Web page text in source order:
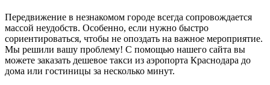
Передвижение в незнакомом городе всегда сопровождается
массой неудобств. Особенно, если нужно быстро
сориентироваться, чтобы не опоздать на важное мероприятие.
Мы решили вашу проблему! С помощью нашего сайта вы
можете заказать дешевое такси из аэропорта Краснодара до
дома или гостиницы за несколько минут.